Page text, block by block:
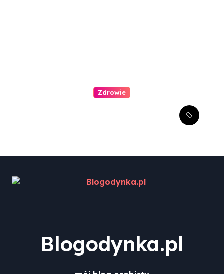
Zdrowie
Blogodynka.pl